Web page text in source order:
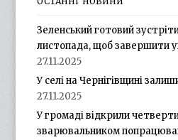
Зеленський готовий
листопада, щоб завершити
27.11.2025
У селі на Чернігівщині
27.11.2025
У громаді відкрили
зварювальником